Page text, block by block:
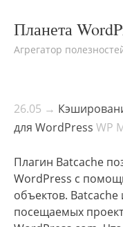
Планета
Агрегатор
26.05 →
для WordPress WP
Плагин Batcache
WordPress с
объектов. Batcache
посещаемых